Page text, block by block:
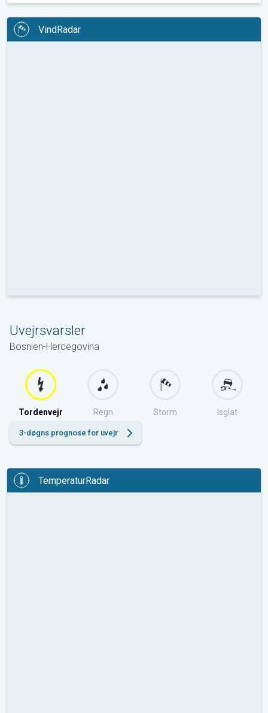
VindRadar
Uvejrsvarsler
Bosnien-Hercegovina
Tordenvejr Regn Storm Isglat
3-døgns prognose for uvejr
TemperaturRadar